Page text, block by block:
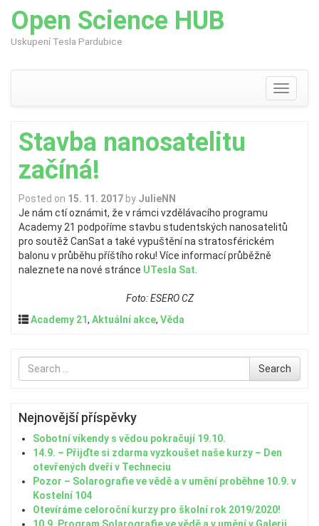
Open Science HUB
Uskupení Tesla Pardubice
Toggle
Stavba nanosatelitu
začíná!
Posted on 15. 11. 2017 by JulieNN
Je nám ctí oznámit, že v rámci vzdělávacího programu
Academy 21 podpoříme stavbu studentských nanosatelitů
pro soutěž CanSat a také vypuštění na stratosférickém
balonu v průběhu příštího roku! Více informací průběžně
naleznete na nové stránce UTesla Sat
Foto: ESERO CZ
Academy 21, Aktuální akce, Věda
Search
for
Search
Nejnovější příspěvky
Sobotní víkendy s vědou pokračují 19.10.
14.9. – Přijďte si zdarma vyzkoušet naše kurzy – Den
otevřených dveří v Techneciu
Pozor – Solarografie ve vědě a v umění proběhne 10.9. v
Kostelní 104
Otevíráme celoroční kurzy pro školní rok 2019/2020!